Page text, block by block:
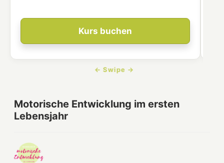
Kurs buchen
Motorische Entwicklung im ersten
Lebensjahr